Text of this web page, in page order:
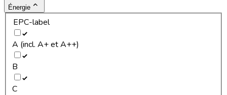
Énergie
EPC-label
A (incl. A+ et A++)
B
C